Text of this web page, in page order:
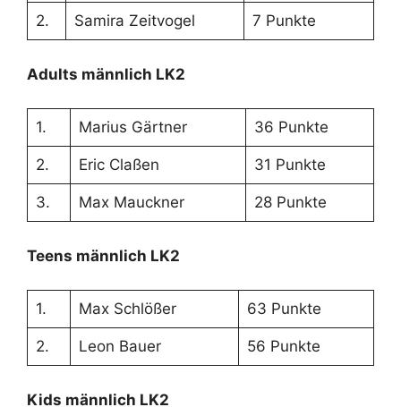
2. Samira Zeitvogel 7 Punkte
Adults männlich LK2
1. Marius Gärtner 36 Punkte
2. Eric Claßen 31 Punkte
3. Max Mauckner 28 Punkte
Teens männlich LK2
1. Max Schlößer 63 Punkte
2. Leon Bauer 56 Punkte
Kids männlich LK2